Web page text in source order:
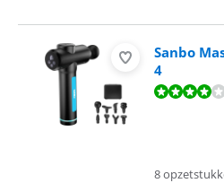
Sanbo
4
Beoordeling is 8,2 van de 10,
8